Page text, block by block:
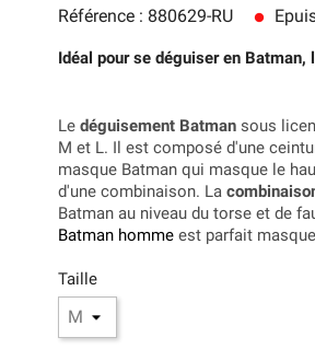
Référence : 880629-RU lens
Idéal pour se déguiser en Batman,
Le déguisement Batman sous
M et L. Il est composé d'une
masque Batman qui masque le
d'une combinaison. La
Batman au niveau du torse et de
Batman homme est parfait
Taille